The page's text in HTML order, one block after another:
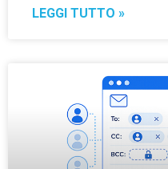
LEGGI TUTTO »